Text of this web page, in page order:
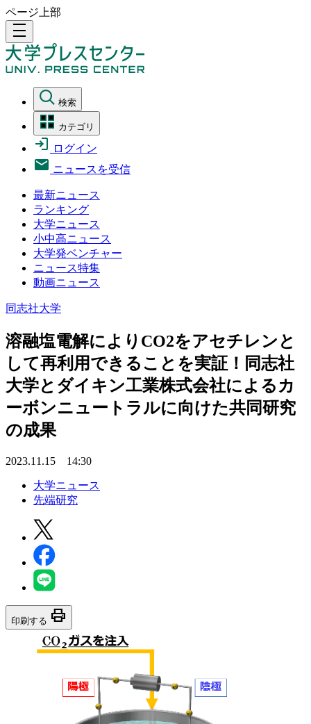
ページ上部
density_medium
検索
カテゴリ
ログイン
ニュースを受信
最新ニュース
ランキング
大学ニュース
小中高ニュース
大学発ベンチャー
ニュース特集
動画ニュース
同志社大学
溶融塩電解によりCO2をアセチレンと
して再利用できることを実証！同志社
大学とダイキン工業株式会社によるカ
ーボンニュートラルに向けた共同研究
の成果
2023.11.15 14:30
大学ニュース
先端研究
印刷する print